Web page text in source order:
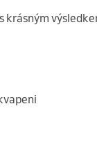
krásným